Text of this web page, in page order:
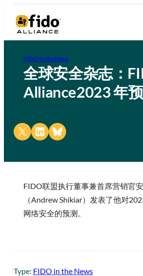
FIDO in the News
全球安全杂志：
Alliance2023 年
Share on X Share on LinkedIn
Share on Bluesky
FIDO联盟执行董事兼首席营销官
（Andrew Shikiar）发表了他对
网络安全的预测。
Type: FIDO in the News